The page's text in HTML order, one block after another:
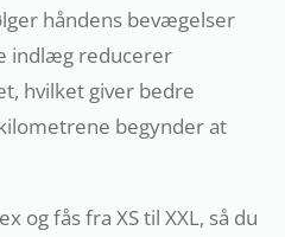
håndens bevægelser
indlæg reducerer
hvilket giver bedre
begynder at
og fås fra XS til XXL, så du